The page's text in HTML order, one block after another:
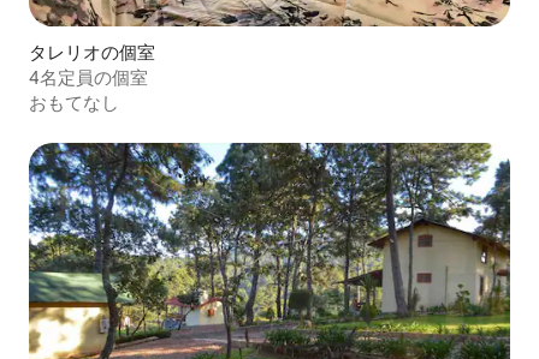
タレリオの個室
4名定員の個室
おもてなし